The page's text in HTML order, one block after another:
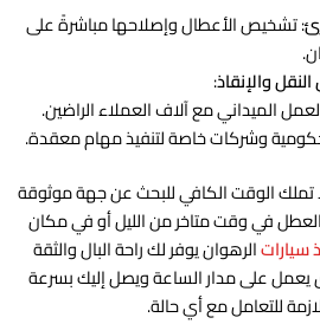
: تشخيص الأعطال وإصلاحها مباشرةً على
والإنقاذ:
الميداني مع آلاف العملاء الراضين.
وشركات خاصة لتنفيذ مهام معقدة.
تملك الوقت الكافي للبحث عن جهة موثوقة
العطل في وقت متاخر من الليل أو في مكان
سياراتالرهوان يوفر لك راحة البال والثقة
يعمل على مدار الساعة ويصل إليك بسرعة
للتعامل مع أي حالة.